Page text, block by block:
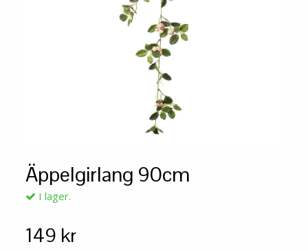
Äppelgirlang 90cm
I lager.
149 kr